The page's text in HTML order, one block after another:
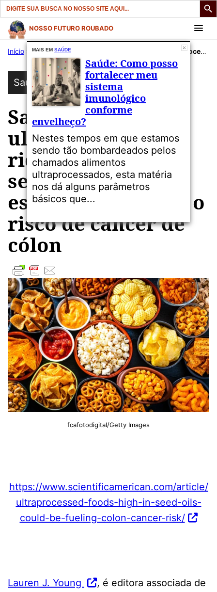
Search
for:
Pular
para
conteúdo
NOSSO FUTURO ROUBADO
Início » Publicações» Saúde: Alimentos ultraprocessados ​​ricos em óleos de sementes podem estar aumentando o risco de câncer de cólon
Saúde
Saúde: Alimentos
ultraprocessados ​​
ricos em óleos de
sementes podem
estar aumentando o
risco de câncer de
cólon
fcafotodigital/Getty Images
https://www.scientificamerican.com/article/
ultraprocessed-foods-high-in-seed-oils-
could-be-fueling-colon-cancer-risk/
Lauren J. Young
, é editora associada de
MAIS EM SAÚDE
Saúde: Como posso
fortalecer meu
sistema
imunológico
conforme
envelheço?
Nestes tempos em que estamos
sendo tão bombardeados pelos
chamados alimentos
ultraprocessados, esta matéria
nos dá alguns parâmetros
básicos que...